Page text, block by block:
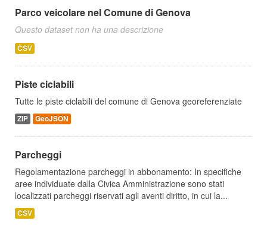
Parco veicolare nel Comune di Genova
Questo dataset non ha una descrizione
CSV
Piste ciclabili
Tutte le piste ciclabili del comune di Genova georeferenziate
ZIP GeoJSON
Parcheggi
Regolamentazione parcheggi in abbonamento: In specifiche
aree individuate dalla Civica Amministrazione sono stati
localizzati parcheggi riservati agli aventi diritto, in cui la...
CSV